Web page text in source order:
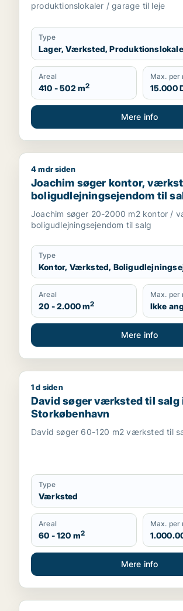
produktionslokaler / garage til leje
Type
Lager, Værksted,
Areal
410 - 502 m2
Max. per
15.000
Mere info
Joachim søger kontor, værksted
4 mdr siden
Joachim søger kontor,
boligudlejningsejendom til
Storkøbenhavn
Joachim søger 20-2000 m2 kontor /
boligudlejningsejendom til salg
Type
Kontor, Værksted,
Areal
20 - 2.000 m2
Max. per
Ikke
Mere info
David søger værksted til salg i
1 d siden
David søger værksted til salg
Storkøbenhavn
David søger 60-120 m2 værksted til
Type
Værksted
Areal
60 - 120 m2
Max. per
Mere info